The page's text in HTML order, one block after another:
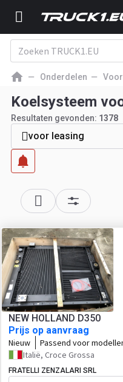
Onderdelen
Koelsysteem
Resultaten gevonden: 1378
voor leasing
NEW HOLLAND D350
Prijs op aanvraag
Nieuw Passend voor
acqua nuovo, originale
Italië, Croce Grossa
FRATELLI ZENZALARI SRL